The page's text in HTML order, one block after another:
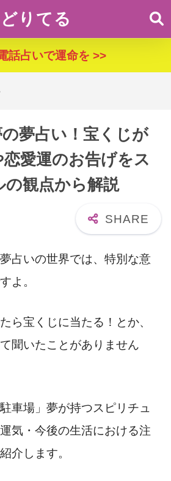
どりてる
話占いで運命を >>
の夢占い！宝くじが
愛運のお告げをス
の観点から解説
占いの世界では、特別な意
よ。
ら宝くじに当たる！とか、
聞いたことがありません
車場」夢が持つスピリチュ
気・今後の生活における注
介します。